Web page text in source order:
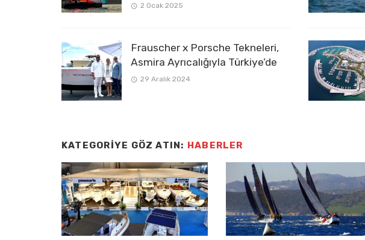
2 Ocak 2025
Frauscher x Porsche Tekneleri,
Asmira Ayrıcalığıyla Türkiye’de
29 Aralık 2024
KATEGORIYE GÖZ ATIN: HABERLER